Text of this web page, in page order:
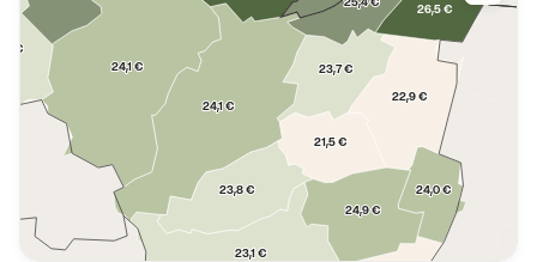
22,9 €
24,0 €
23,1 €
23,7 €
€
24,1 €
21,5 €
24,1 €
26,5 €
23,8 €
24,9 €